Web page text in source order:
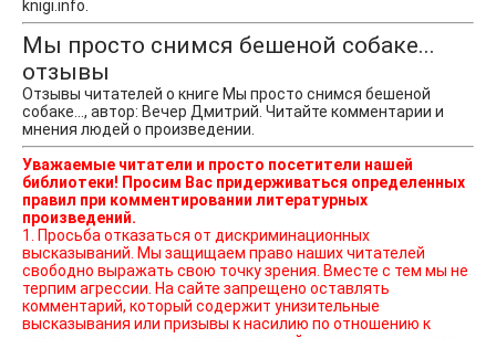
knigi.info.
Мы просто снимся бешеной собаке...
отзывы
Отзывы читателей о книге Мы просто снимся бешеной
собаке..., автор: Вечер Дмитрий. Читайте комментарии и
мнения людей о произведении.
Уважаемые читатели и просто посетители нашей
библиотеки! Просим Вас придерживаться определенных
правил при комментировании литературных
произведений.
1. Просьба отказаться от дискриминационных
высказываний. Мы защищаем право наших читателей
свободно выражать свою точку зрения. Вместе с тем мы не
терпим агрессии. На сайте запрещено оставлять
комментарий, который содержит унизительные
высказывания или призывы к насилию по отношению к